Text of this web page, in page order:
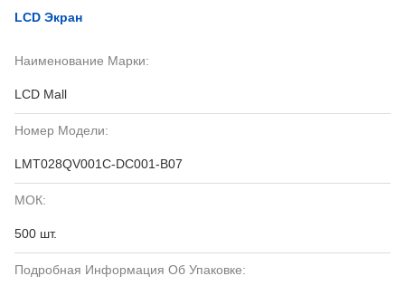
LCD Экран
Наименование Марки:
LCD Mall
Номер Модели:
LMT028QV001C-DC001-B07
МОК:
500 шт.
Подробная Информация Об Упаковке: